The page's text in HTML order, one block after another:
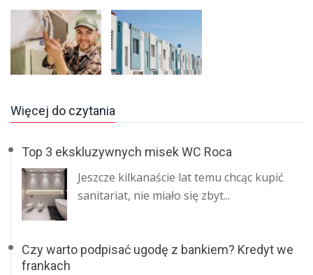
Więcej do czytania
Top 3 ekskluzywnych misek WC Roca
​Jeszcze kilkanaście lat temu chcąc kupić
sanitariat, nie miało się zbyt...
Czy warto podpisać ugodę z bankiem? Kredyt we
frankach